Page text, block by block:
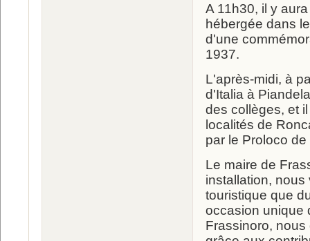
A 11h30, il y
hébergée dans
d'une
1937.
L'après-midi, à
d'Italia à
des collèges, et
localités de
par le Proloco
Le maire de
installation,
touristique que
occasion unique
Frassinoro,